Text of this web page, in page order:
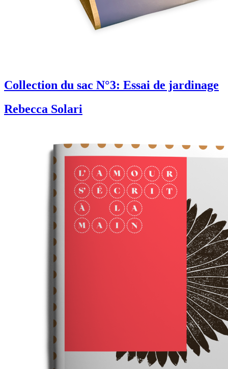
Collection du sac N°3: Essai de jardinage
Rebecca Solari